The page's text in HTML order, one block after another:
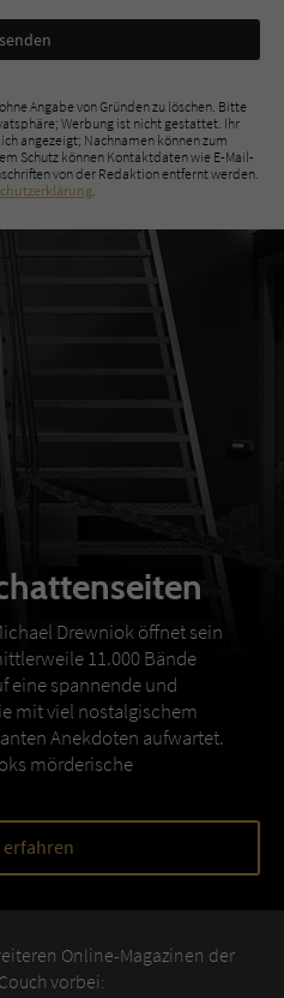
Angabe von Gründen zu löschen. Bitte
Werbung ist nicht gestattet. Ihr
angezeigt; Nachnamen können zum
Schutz können Kontaktdaten wie E-Mail-
von der Redaktion entfernt werden.
.
Drewniok öffnet sein
11.000 Bände
eine spannende und
mit viel nostalgischem
Anekdoten aufwartet.
mörderische
erfahren
Online-Magazinen der
vorbei: